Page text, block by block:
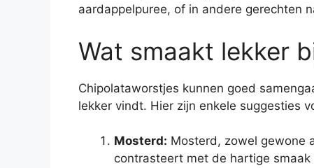
aardappelpuree, of in andere gerechten
Wat smaakt lekker
Chipolataworstjes kunnen goed
lekker vindt. Hier zijn enkele suggesties
Mosterd: Mosterd, zowel gewone
contrasteert met de hartige